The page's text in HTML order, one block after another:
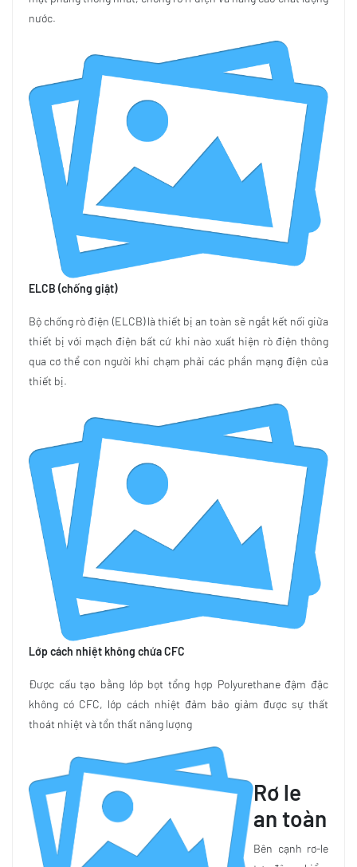
nước.
ELCB (chống giật)
Bộ chống rò điện (ELCB) là thiết bị an toàn sẽ ngắt kết nối giữa
thiết bị với mạch điện bất cứ khi nào xuất hiện rò điện thông
qua cơ thể con người khi chạm phải các phần mạng điện của
thiết bị.
Lớp cách nhiệt không chứa CFC
Được cấu tạo bằng lớp bọt tổng hợp Polyurethane đậm đặc
không có CFC, lớp cách nhiệt đảm bảo giảm được sự thất
thoát nhiệt và tổn thất năng lượng
Rơ le
an toàn
Bên cạnh rơ-le